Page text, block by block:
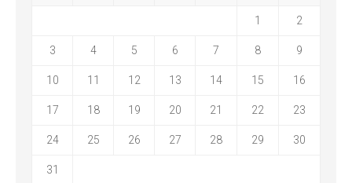
1 2
3 4 5 6 7 8 9
10 11 12 13 14 15 16
17 18 19 20 21 22 23
24 25 26 27 28 29 30
31